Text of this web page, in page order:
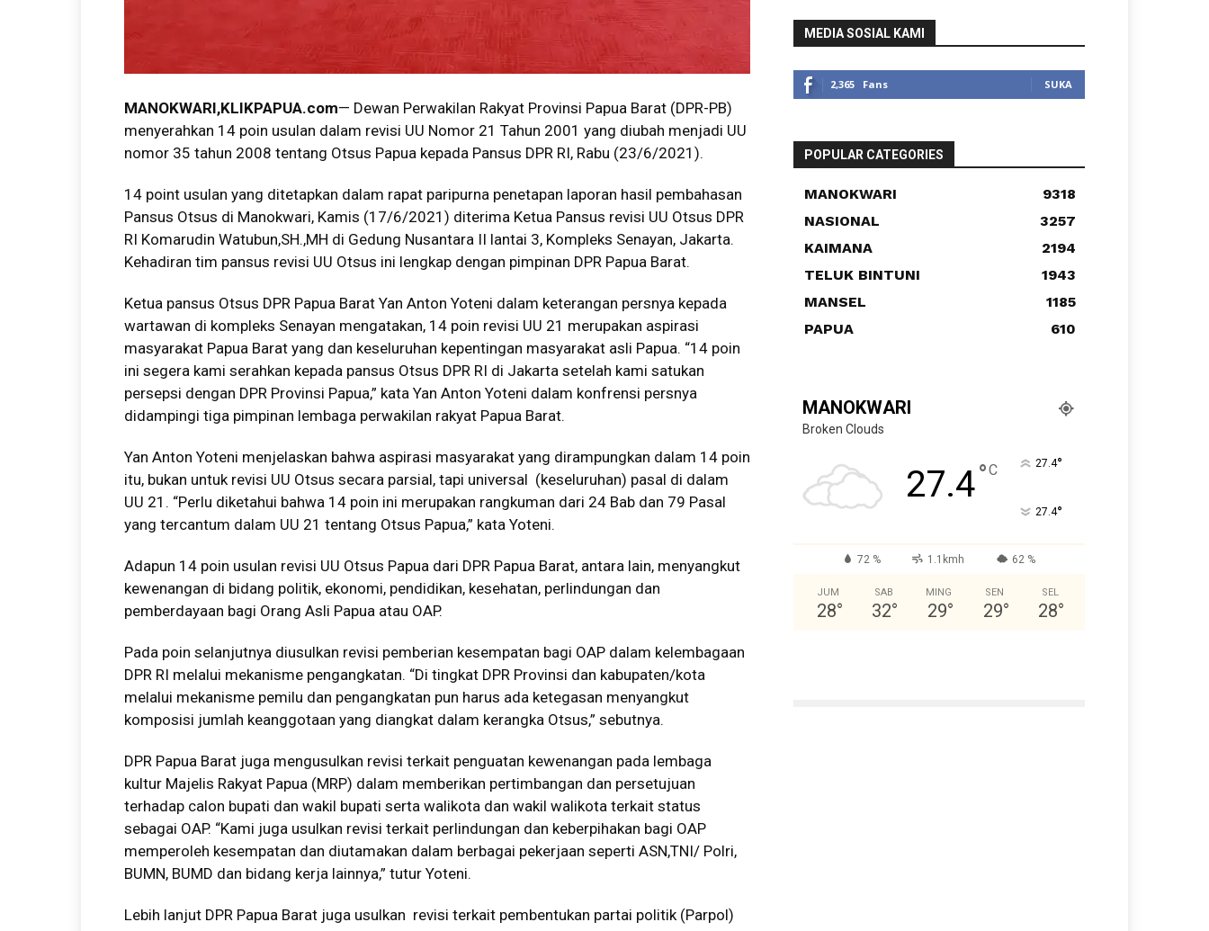
MANOKWARI,KLIKPAPUA.com— Dewan Perwakilan Rakyat Provinsi Papua Barat (DPR-PB)
menyerahkan 14 poin usulan dalam revisi UU Nomor 21 Tahun 2001 yang diubah menjadi UU
nomor 35 tahun 2008 tentang Otsus Papua kepada Pansus DPR RI, Rabu (23/6/2021).
14 point usulan yang ditetapkan dalam rapat paripurna penetapan laporan hasil pembahasan
Pansus Otsus di Manokwari, Kamis (17/6/2021) diterima Ketua Pansus revisi UU Otsus DPR
RI Komarudin Watubun,SH.,MH di Gedung Nusantara II lantai 3, Kompleks Senayan, Jakarta.
Kehadiran tim pansus revisi UU Otsus ini lengkap dengan pimpinan DPR Papua Barat.
Ketua pansus Otsus DPR Papua Barat Yan Anton Yoteni dalam keterangan persnya kepada
wartawan di kompleks Senayan mengatakan, 14 poin revisi UU 21 merupakan aspirasi
masyarakat Papua Barat yang dan keseluruhan kepentingan masyarakat asli Papua. “14 poin
ini segera kami serahkan kepada pansus Otsus DPR RI di Jakarta setelah kami satukan
persepsi dengan DPR Provinsi Papua,” kata Yan Anton Yoteni dalam konfrensi persnya
didampingi tiga pimpinan lembaga perwakilan rakyat Papua Barat.
Yan Anton Yoteni menjelaskan bahwa aspirasi masyarakat yang dirampungkan dalam 14 poin
itu, bukan untuk revisi UU Otsus secara parsial, tapi universal (keseluruhan) pasal di dalam
UU 21. “Perlu diketahui bahwa 14 poin ini merupakan rangkuman dari 24 Bab dan 79 Pasal
yang tercantum dalam UU 21 tentang Otsus Papua,” kata Yoteni.
Adapun 14 poin usulan revisi UU Otsus Papua dari DPR Papua Barat, antara lain, menyangkut
kewenangan di bidang politik, ekonomi, pendidikan, kesehatan, perlindungan dan
pemberdayaan bagi Orang Asli Papua atau OAP.
Pada poin selanjutnya diusulkan revisi pemberian kesempatan bagi OAP dalam kelembagaan
DPR RI melalui mekanisme pengangkatan. “Di tingkat DPR Provinsi dan kabupaten/kota
melalui mekanisme pemilu dan pengangkatan pun harus ada ketegasan menyangkut
komposisi jumlah keanggotaan yang diangkat dalam kerangka Otsus,” sebutnya.
DPR Papua Barat juga mengusulkan revisi terkait penguatan kewenangan pada lembaga
kultur Majelis Rakyat Papua (MRP) dalam memberikan pertimbangan dan persetujuan
terhadap calon bupati dan wakil bupati serta walikota dan wakil walikota terkait status
sebagai OAP. “Kami juga usulkan revisi terkait perlindungan dan keberpihakan bagi OAP
memperoleh kesempatan dan diutamakan dalam berbagai pekerjaan seperti ASN,TNI/ Polri,
BUMN, BUMD dan bidang kerja lainnya,” tutur Yoteni.
Lebih lanjut DPR Papua Barat juga usulkan revisi terkait pembentukan partai politik (Parpol)
MEDIA SOSIAL KAMI
2,365 Fans SUKA
POPULAR CATEGORIES
MANOKWARI
9318
NASIONAL
3257
KAIMANA
2194
TELUK BINTUNI
1943
MANSEL
1185
PAPUA
610
MANOKWARI
Broken Clouds
27.4°C 27.4°
27.4°
72 % 1.1kmh 62 %
JUM
28°
SAB
32°
MING
29°
SEN
29°
SEL
28°